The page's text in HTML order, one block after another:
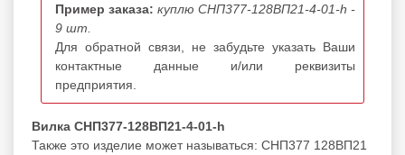
Пример заказа: куплю СНП377-128ВП21-4-01-h -
9 шт.
Для обратной связи, не забудьте указать Ваши
контактные данные и/или реквизиты
предприятия.
Вилка СНП377-128ВП21-4-01-h
Также это изделие может называться: СНП377 128ВП21